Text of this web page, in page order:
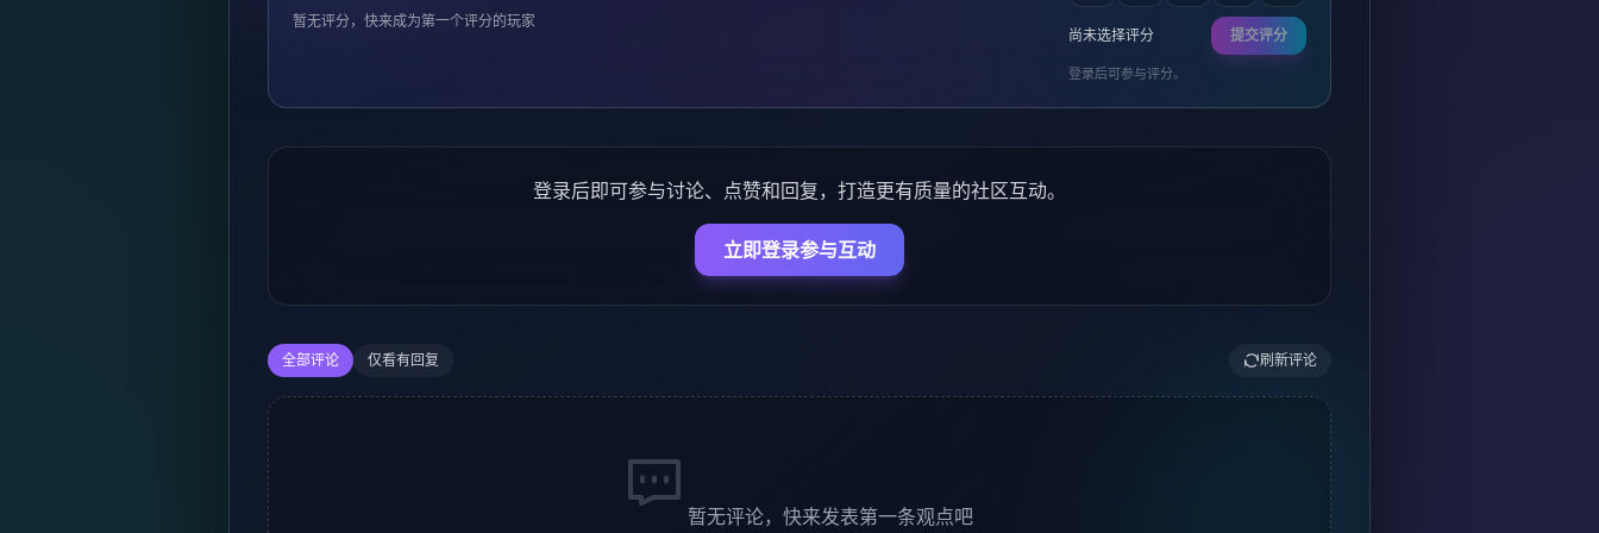
暂无评分，快来成为第一个评分的玩家
尚未选择评分 提交评分
登录后可参与评分。
登录后即可参与讨论、点赞和回复，打造更有质量的社区互动。
立即登录参与互动
全部评论 仅看有回复 刷新评论
暂无评论，快来发表第一条观点吧